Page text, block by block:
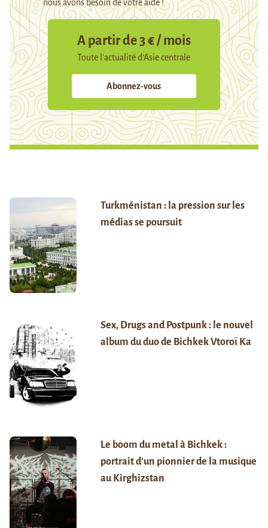
nous avons besoin de votre aide !
A partir de 3 € / mois
Toute l’actualité d’Asie centrale
Abonnez-vous
Turkménistan : la pression sur les
médias se poursuit
Sex, Drugs and Postpunk : le nouvel
album du duo de Bichkek Vtoroï Ka
Le boom du metal à Bichkek :
portrait d’un pionnier de la musique
au Kirghizstan